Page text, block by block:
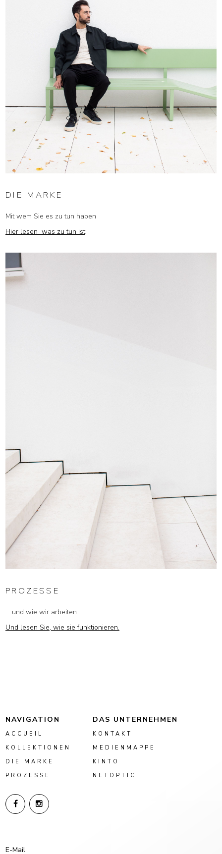
DIE MARKE
Mit wem Sie es zu tun haben
Hier lesen was zu tun ist
PROZESSE
... und wie wir arbeiten.
Und lesen Sie, wie sie funktionieren.
NAVIGATION
ACCUEIL
KOLLEKTIONEN
DIE MARKE
PROZESSE
DAS UNTERNEHMEN
KONTAKT
MEDIENMAPPE
KINTO
NETOPTIC